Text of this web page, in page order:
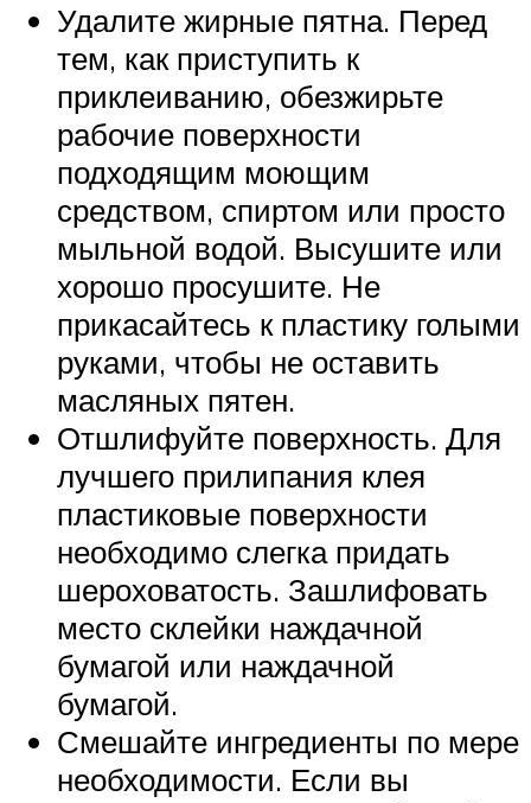
Удалите жирные пятна. Перед
тем, как приступить к
приклеиванию, обезжирьте
рабочие поверхности
подходящим моющим
средством, спиртом или просто
мыльной водой. Высушите или
хорошо просушите. Не
прикасайтесь к пластику голыми
руками, чтобы не оставить
масляных пятен.
Отшлифуйте поверхность. Для
лучшего прилипания клея
пластиковые поверхности
необходимо слегка придать
шероховатость. Зашлифовать
место склейки наждачной
бумагой или наждачной
бумагой.
Смешайте ингредиенты по мере
необходимости. Если вы